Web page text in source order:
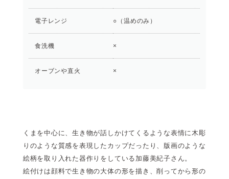
電子レンジ ○（温めのみ）
食洗機 ×
オーブンや直火 ×
くまを中心に、生き物が話しかけてくるような表情に木彫
りのような質感を表現したカップだったり、版画のような
絵柄を取り入れた器作りをしている加藤美紀子さん。
絵付けは顔料で生き物の大体の形を描き、削ってから形の